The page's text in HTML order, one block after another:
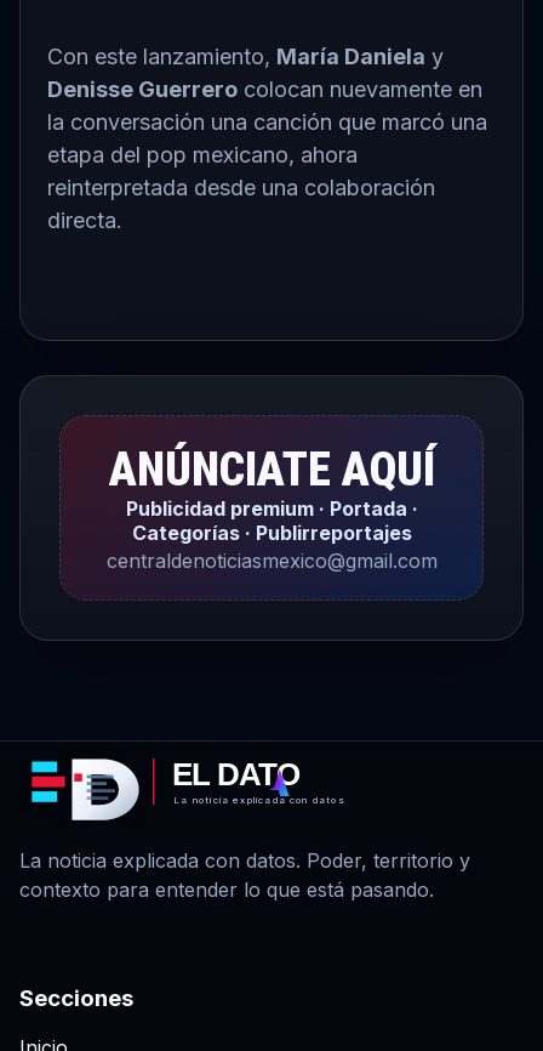
Con este lanzamiento, María Daniela y
Denisse Guerrero colocan nuevamente en
la conversación una canción que marcó una
etapa del pop mexicano, ahora
reinterpretada desde una colaboración
directa.
ANÚNCIATE AQUÍ
Publicidad premium · Portada ·
Categorías · Publirreportajes
centraldenoticiasmexico@gmail.com
EL DATO
La noticia explicada con datos
La noticia explicada con datos. Poder, territorio y
contexto para entender lo que está pasando.
Secciones